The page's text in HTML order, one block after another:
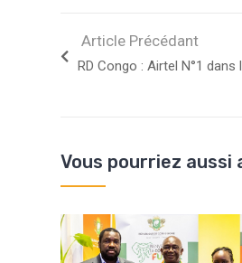
Article Précédant
RD Congo : Airtel N°1
Vous pourriez aussi